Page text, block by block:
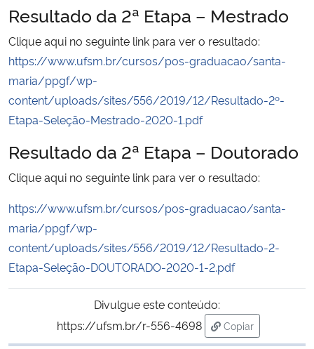
Ministério da Mulher, da Família e dos Direitos Humanos
Secretaria-Geral
Secretaria de Governo
Advocacia-Geral da União
Banco Central do Brasil
Planalto
Resultado da 2ª Etapa – Mestrado
Clique aqui no seguinte link para ver o resultado:
https://www.ufsm.br/cursos/pos-graduacao/santa-
maria/ppgf/wp-
content/uploads/sites/556/2019/12/Resultado-2º-
Etapa-Seleção-Mestrado-2020-1.pdf
Resultado da 2ª Etapa – Doutorado
Clique aqui no seguinte link para ver o resultado:
https://www.ufsm.br/cursos/pos-graduacao/santa-
maria/ppgf/wp-
content/uploads/sites/556/2019/12/Resultado-2-
Etapa-Seleção-DOUTORADO-2020-1-2.pdf
Divulgue este conteúdo:
https://ufsm.br/r-556-4698
Copiar
para área de